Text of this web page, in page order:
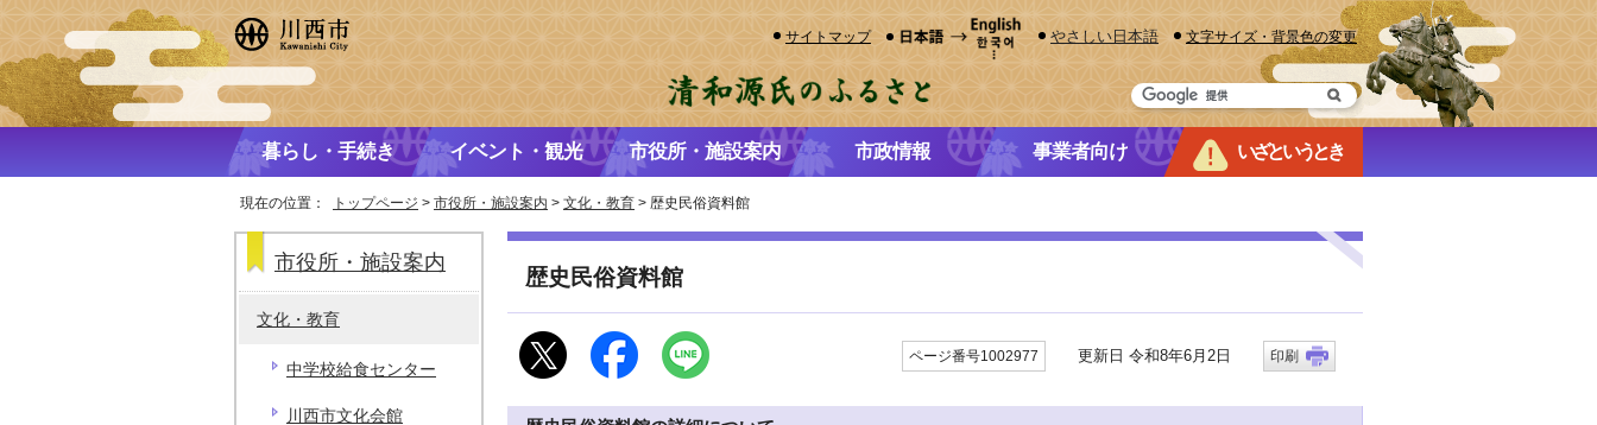
サイトマップ やさしい日本語 文字サイズ・背景色の変更
暮らし・手続き イベント・観光 市役所・施設案内 市政情報 事業者向け いざというとき
現在の位置： トップページ > 市役所・施設案内 > 文化・教育 > 歴史民俗資料館
歴史民俗資料館
ページ番号1002977 更新日 令和8年6月2日 印刷
市役所・施設案内
文化・教育
中学校給食センター
川西市文化会館